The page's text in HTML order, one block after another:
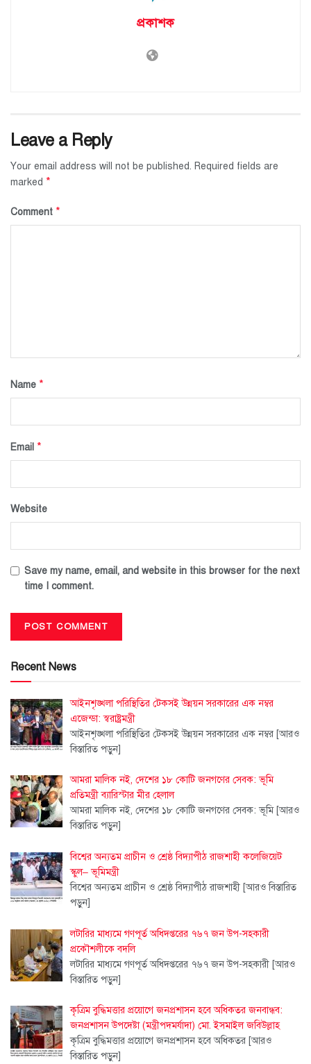
প্রকাশক
Leave a Reply
Your email address will not be published. Required fields are
marked *
Comment *
Name *
Email *
Website
Save my name, email, and website in this browser for the next
time I comment.
Recent News
আইনশৃঙ্খলা পরিস্থিতির টেকসই উন্নয়ন সরকারের এক নম্বর
এজেন্ডা: স্বরাষ্ট্রমন্ত্রী
আইনশৃঙ্খলা পরিস্থিতির টেকসই উন্নয়ন সরকারের এক নম্বর [আরও
বিস্তারিত পড়ুন]
আমরা মালিক নই, দেশের ১৮ কোটি জনগণের সেবক: ভূমি
প্রতিমন্ত্রী ব্যারিস্টার মীর হেলাল
আমরা মালিক নই, দেশের ১৮ কোটি জনগণের সেবক: ভূমি [আরও
বিস্তারিত পড়ুন]
বিশ্বের অন্যতম প্রাচীন ও শ্রেষ্ঠ বিদ্যাপীঠ রাজশাহী কলেজিয়েট
স্কুল– ভূমিমন্ত্রী
বিশ্বের অন্যতম প্রাচীন ও শ্রেষ্ঠ বিদ্যাপীঠ রাজশাহী [আরও বিস্তারিত
পড়ুন]
লটারির মাধ্যমে গণপূর্ত অধিদপ্তরের ৭৬৭ জন উপ-সহকারী
প্রকৌশলীকে বদলি
লটারির মাধ্যমে গণপূর্ত অধিদপ্তরের ৭৬৭ জন উপ-সহকারী [আরও
বিস্তারিত পড়ুন]
কৃত্রিম বুদ্ধিমত্তার প্রয়োগে জনপ্রশাসন হবে অধিকতর জনবান্ধব:
জনপ্রশাসন উপদেষ্টা (মন্ত্রীপদমর্যাদা) মো. ইসমাইল জবিউল্লাহ
কৃত্রিম বুদ্ধিমত্তার প্রয়োগে জনপ্রশাসন হবে অধিকতর [আরও
বিস্তারিত পড়ুন]